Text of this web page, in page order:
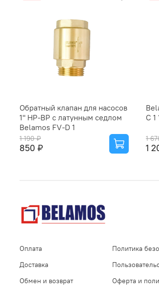
Обратный клапан для насосов
1" НР-ВР с латунным седлом
Belamos FV-D 1
1 190 ₽
850 ₽
C
1
1
Оплата
Доставка
Обмен и возврат
Политика
Оферта и